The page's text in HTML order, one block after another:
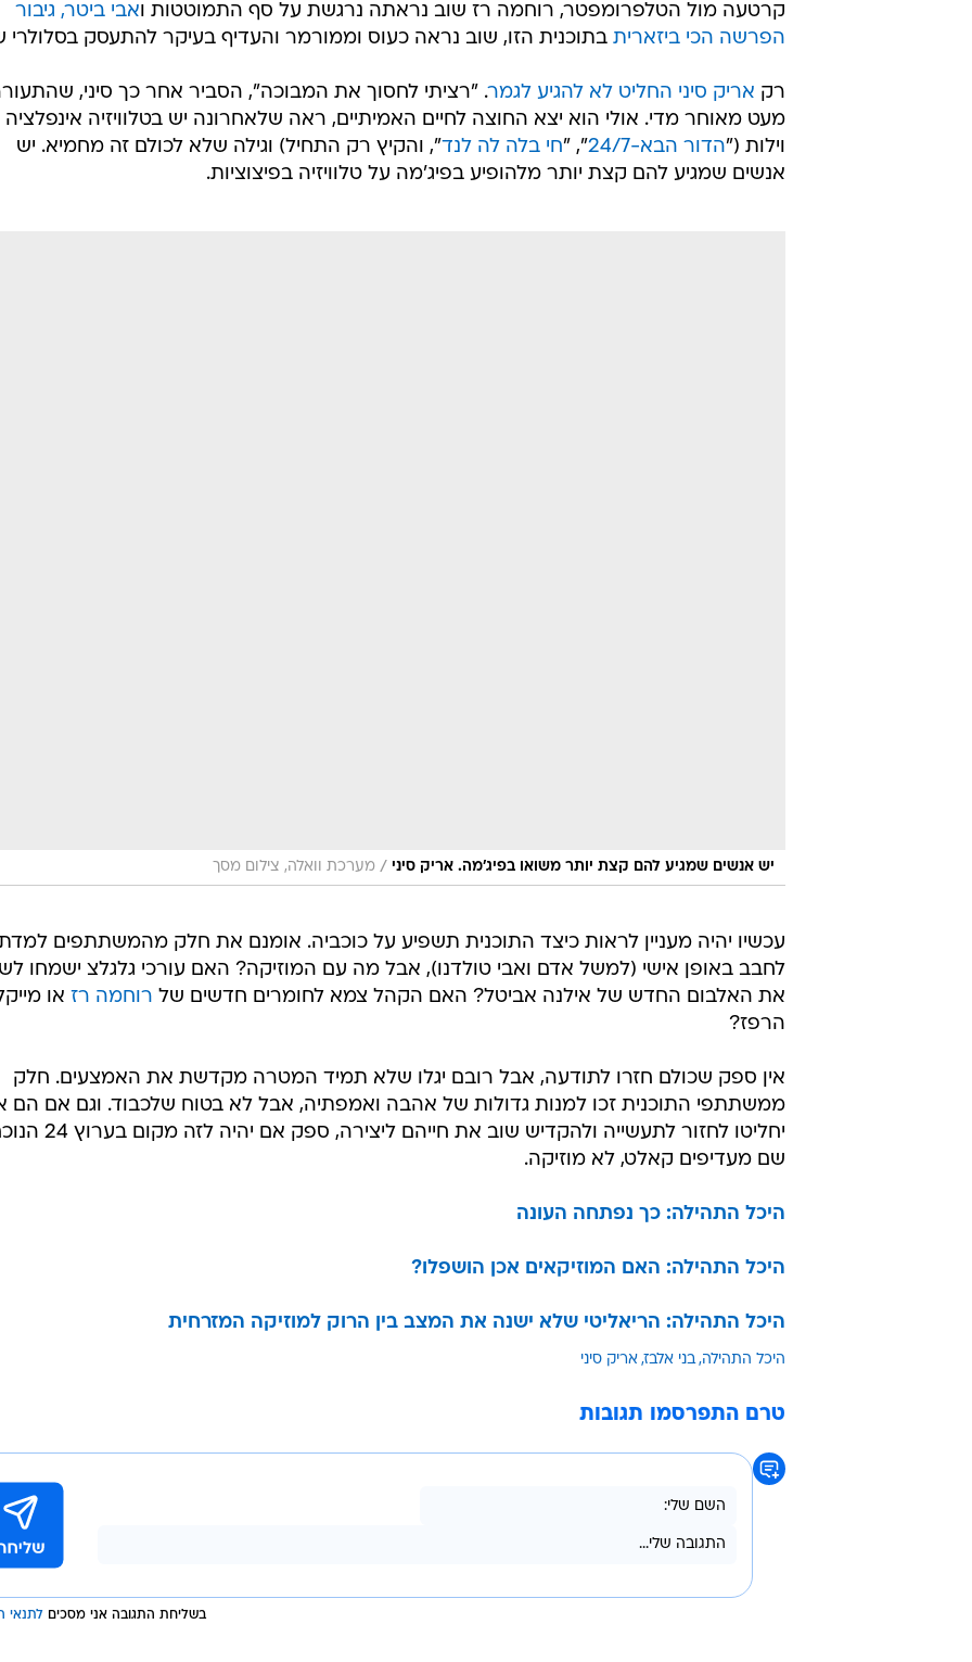
קרטעה מול הטלפרומפטר, רוחמה רז שוב נראתה נרגשת על סף התמוטטות ואבי ביטר, גיבור
הפרשה הכי ביזארית בתוכנית הזו, שוב נראה כעוס וממורמר והעדיף בעיקר להתעסק בסלולרי
רק אריק סיני החליט לא להגיע לגמר. "רציתי לחסוך את המבוכה", הסביר אחר כך סיני,
מעט מאוחר מדי. אולי הוא יצא החוצה לחיים האמיתיים, ראה שלאחרונה יש בטלוויזיה
וילות ("הדור הבא-24/7 ", "חי בלה לה לנד", והקיץ רק התחיל) וגילה שלא לכולם זה מחמיא. יש
אנשים שמגיע להם קצת יותר מלהופיע בפיג'מה על טלוויזיה בפיצוציות.
יש אנשים שמגיע להם קצת יותר משואו בפיג'מה. אריק סיני / מערכת וואלה, צילום מסך
עכשיו יהיה מעניין לראות כיצד התוכנית תשפיע על כוכביה. אומנם את חלק מהמשתתפים
לחבב באופן אישי (למשל אדם ואבי טולדנו), אבל מה עם המוזיקה? האם עורכי גלגלצ ישמחו
את האלבום החדש של אילנה אביטל? האם הקהל צמא לחומרים חדשים של רוחמה רז או
הרפז?
אין ספק שכולם חזרו לתודעה, אבל רובם יגלו שלא תמיד המטרה מקדשת את האמצעים. חלק
ממשתתפי התוכנית זכו למנות גדולות של אהבה ואמפתיה, אבל לא בטוח שלכבוד. וגם אם הם
יחליטו לחזור לתעשייה ולהקדיש שוב את חייהם ליצירה,
שם מעדיפים קאלט, לא מוזיקה.
היכל התהילה: כך נפתחה העונה
היכל התהילה: האם המוזיקאים אכן הושפלו?
היכל התהילה: הריאליטי שלא ישנה את המצב בין הרוק למוזיקה המזרחית
היכל התהילה בני אלבז אריק סיני
טרם התפרסמו תגובות
בשליחת התגובה אני מסכים לתנאי